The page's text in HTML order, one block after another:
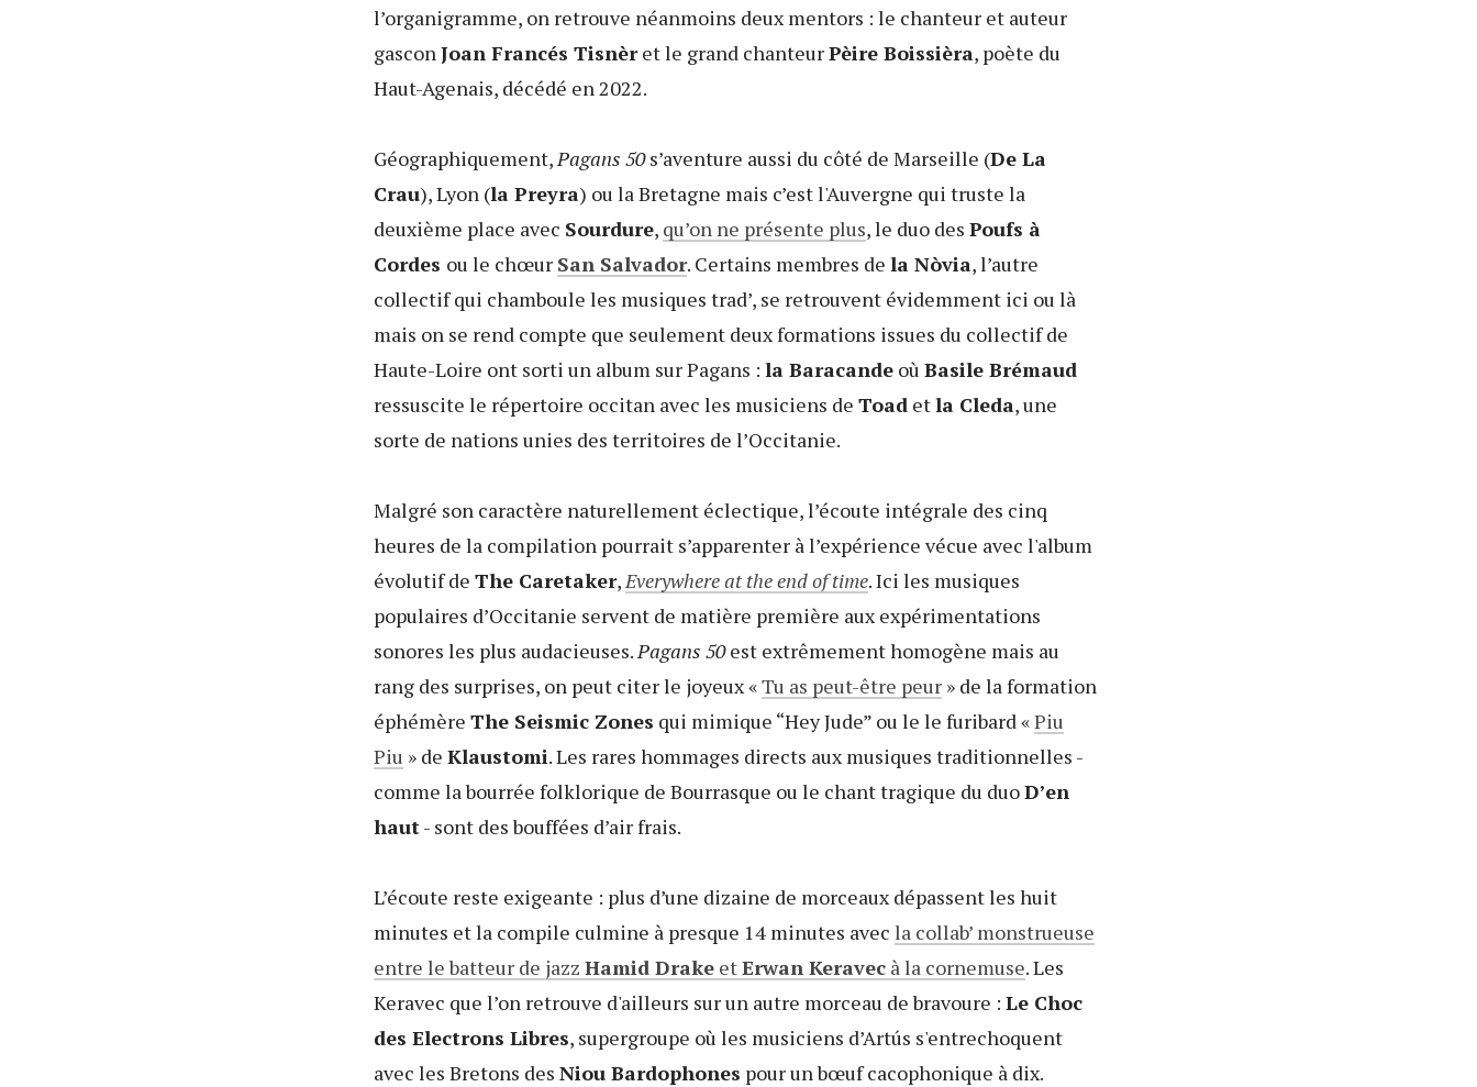
l’organigramme, on retrouve néanmoins deux mentors : le chanteur et auteur
gascon Joan Francés Tisnèret le grand chanteurPèire Boissièra, poète du
Haut-Agenais, décédé en 2022.
Géographiquement, Pagans 50s’aventure aussi du côté de Marseille (De La
Crau), Lyon (la Preyra) ou la Bretagne mais c’est l'Auvergne qui truste la
deuxième place avec Sourdure, qu’on ne présente plus, le duo des Poufs à
Cordes ou le chœur San Salvador. Certains membres de la Nòvia, l’autre
collectif qui chamboule les musiques trad’, se retrouvent évidemment ici ou là
mais on se rend compte que seulement deux formations issues du collectif de
Haute-Loire ont sorti un album sur Pagans : la Baracande où Basile Brémaud
ressuscite le répertoire occitan avec les musiciens de Toad etla Cleda, une
sorte de nations unies des territoires de l’Occitanie.
Malgré son caractère naturellement éclectique, l’écoute intégrale des cinq
heures de la compilation pourrait s’apparenter à l’expérience vécue avec l'album
évolutif de The Caretaker, Everywhere at the end of time. Ici les musiques
populaires d’Occitanie servent de matière première aux expérimentations
sonores les plus audacieuses. Pagans 50est extrêmement homogène mais au
rang des surprises, on peut citer le joyeux «Tu as peut-être peur » de la formation
éphémère The Seismic Zones qui mimique “Hey Jude” ou le le furibard «Piu
Piu » de Klaustomi. Les rares hommages directs aux musiques traditionnelles -
comme la bourrée folklorique de Bourrasque ou le chant tragique du duoD’en
haut- sont des bouffées d’air frais.
L’écoute reste exigeante : plus d’une dizaine de morceaux dépassent les huit
minutes et la compile culmine à presque 14 minutes avec la collab’ monstrueuse
entre le batteur de jazz Hamid Drake etErwan Keravec à la cornemuse. Les
Keravec que l’on retrouve d'ailleurs sur un autre morceau de bravoure : Le Choc
des Electrons Libres, supergroupe où les musiciens d’Art​ú​s s'entrechoquent
avec les Bretons des Niou Bardophones pour un bœuf cacophonique à dix.